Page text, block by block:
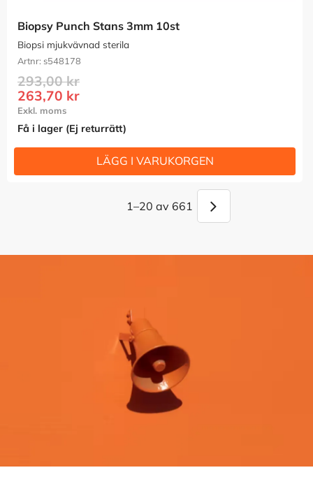
Biopsy Punch Stans 3mm 10st
Biopsi mjukvävnad sterila
s548178
263,70 kr
293,00kr
Få i lager (Ej returrätt)
1–20 av 661